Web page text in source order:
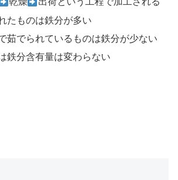
たものは鉄分が多い
茹でられているものは鉄分が少ない
鉄分含有量は変わらない